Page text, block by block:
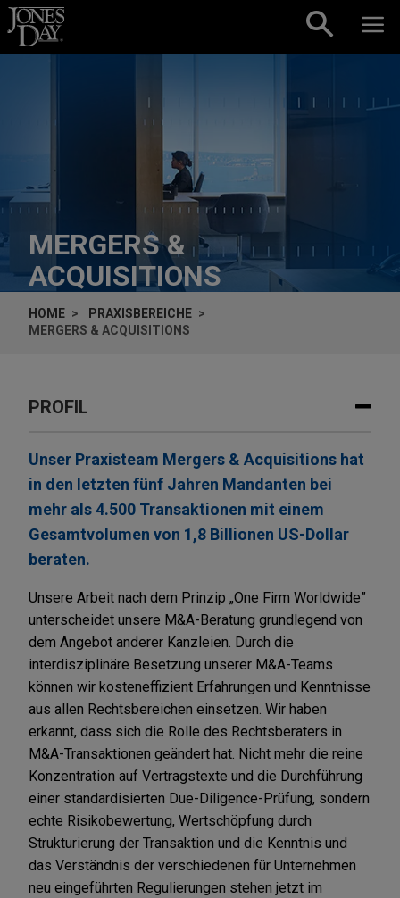
Skip to content
MERGERS &
ACQUISITIONS
HOME
PRAXISBEREICHE
MERGERS & ACQUISITIONS
PROFIL
Unser Praxisteam Mergers & Acquisitions hat
in den letzten fünf Jahren Mandanten bei
mehr als 4.500 Transaktionen mit einem
Gesamtvolumen von 1,8 Billionen US-Dollar
beraten.
Unsere Arbeit nach dem Prinzip „One Firm Worldwide”
unterscheidet unsere M&A-Beratung grundlegend von
dem Angebot anderer Kanzleien. Durch die
interdisziplinäre Besetzung unserer M&A-Teams
können wir kosteneffizient Erfahrungen und Kenntnisse
aus allen Rechtsbereichen einsetzen. Wir haben
erkannt, dass sich die Rolle des Rechtsberaters in
M&A-Transaktionen geändert hat. Nicht mehr die reine
Konzentration auf Vertragstexte und die Durchführung
einer standardisierten Due-Diligence-Prüfung, sondern
echte Risikobewertung, Wertschöpfung durch
Strukturierung der Transaktion und die Kenntnis und
das Verständnis der verschiedenen für Unternehmen
neu eingeführten Regulierungen stehen jetzt im